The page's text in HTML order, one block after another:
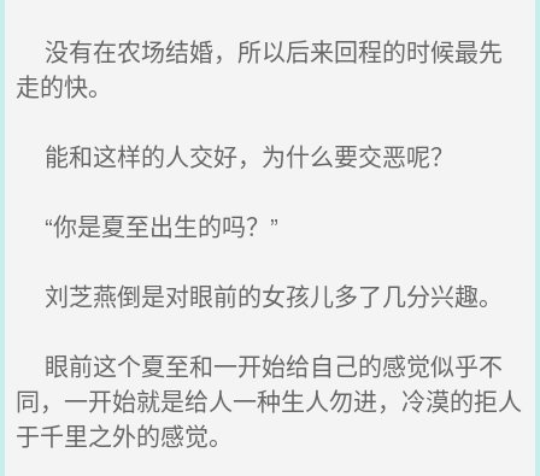
没有在农场结婚，所以后来回程的时候最先
走的快。
能和这样的人交好，为什么要交恶呢？
“你是夏至出生的吗？”
刘芝燕倒是对眼前的女孩儿多了几分兴趣。
眼前这个夏至和一开始给自己的感觉似乎不
同，一开始就是给人一种生人勿进，冷漠的拒人
于千里之外的感觉。